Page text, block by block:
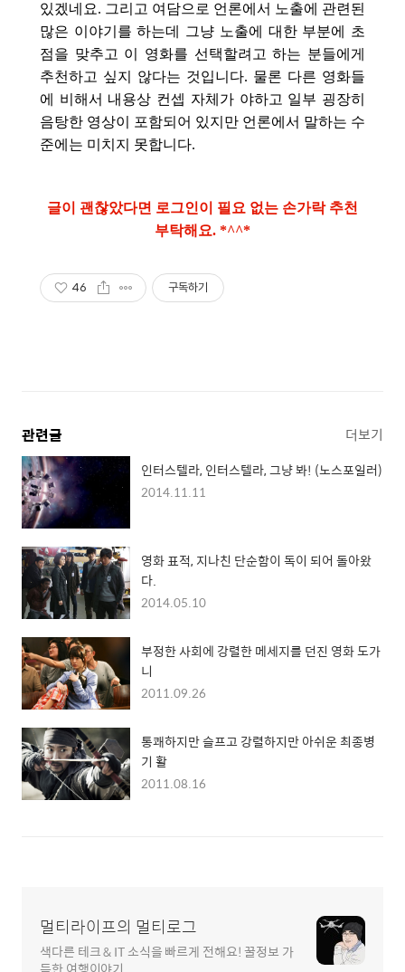
있겠네요. 그리고 여담으로 언론에서 노출에 관련된
많은 이야기를 하는데 그냥 노출에 대한 부분에 초
점을 맞추고 이 영화를 선택할려고 하는 분들에게
추천하고 싶지 않다는 것입니다. 물론 다른 영화들
에 비해서 내용상 컨셉 자체가 야하고 일부 굉장히
음탕한 영상이 포함되어 있지만 언론에서 말하는 수
준에는 미치지 못합니다.
글이 괜찮았다면 로그인이 필요 없는 손가락 추천
부탁해요. *^^*
46 구독하기
관련글 더보기
인터스텔라, 인터스텔라, 그냥 봐! (노스포일러)
2014.11.11
영화 표적, 지나친 단순함이 독이 되어 돌아왔
다.
2014.05.10
부정한 사회에 강렬한 메세지를 던진 영화 도가
니
2011.09.26
통쾌하지만 슬프고 강렬하지만 아쉬운 최종병
기 활
2011.08.16
멀티라이프의 멀티로그
색다른 테크 & IT 소식을 빠르게 전해요! 꿀정보 가